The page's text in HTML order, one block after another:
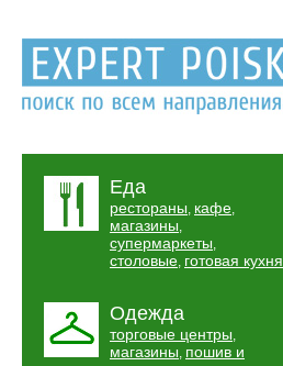
Еда
рестораны, кафе,
магазины,
супермаркеты,
столовые, готовая кухня
Одежда
торговые центры,
магазины, пошив и